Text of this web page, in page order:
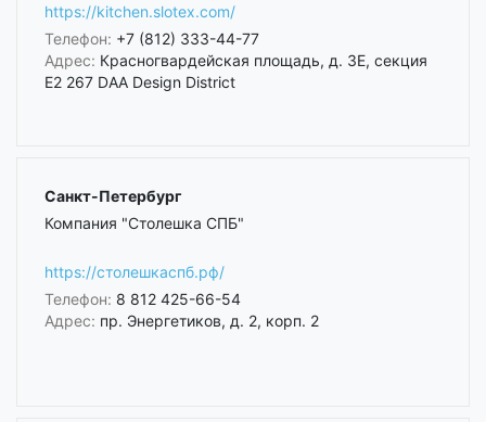
https://kitchen.slotex.com/
Телефон: +7 (812) 333-44-77
Адрес: Красногвардейская площадь, д. 3Е, секция
Е2 267 DAA Design District
Санкт-Петербург
Компания "Столешка СПБ"
https://столешкаспб.рф/
Телефон: 8 812 425-66-54
Адрес: пр. Энергетиков, д. 2, корп. 2